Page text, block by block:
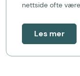
nettside ofte
Les mer